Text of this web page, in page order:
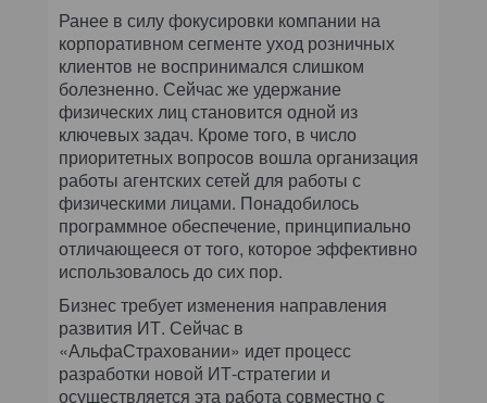
Ранее в силу фокусировки компании на
корпоративном сегменте уход розничных
клиентов не воспринимался слишком
болезненно. Сейчас же удержание
физических лиц становится одной из
ключевых задач. Кроме того, в число
приоритетных вопросов вошла организация
работы агентских сетей для работы с
физическими лицами. Понадобилось
программное обеспечение, принципиально
отличающееся от того, которое эффективно
использовалось до сих пор.
Бизнес требует изменения направления
развития ИТ. Сейчас в
«АльфаСтраховании» идет процесс
разработки новой ИТ-стратегии и
осуществляется эта работа совместно с